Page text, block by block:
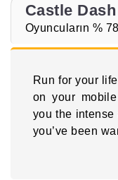
Castle Dash
Oyuncuların %
Run for your
on your
you the
you’ve been